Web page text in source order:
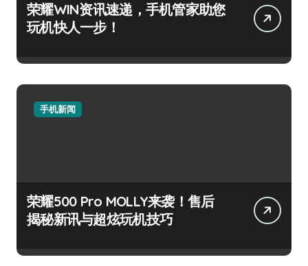
荣耀WIN资讯速递，手机管家助您
玩机快人一步！
手机新闻
荣耀500 Pro MOLLY来袭！售后
揭秘新讯与超炫玩机技巧